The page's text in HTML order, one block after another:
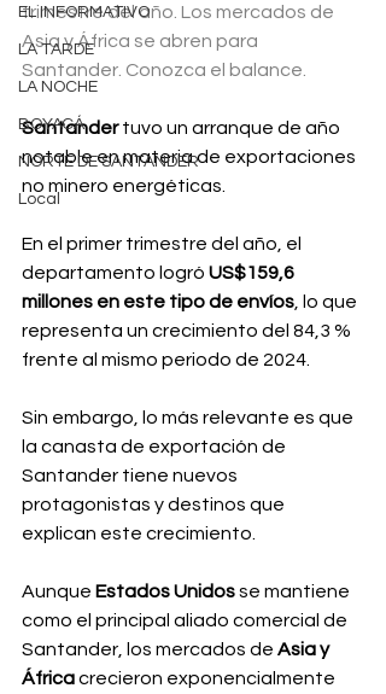
EL INFORMATIVO
LA TARDE
LA NOCHE
BOYACÁ
NORTE DE SANTANDER
Local
trimestre del año. Los mercados de
Asia y África se abren para
Santander. Conozca el balance.
Santander tuvo un arranque de año
notable en materia de exportaciones
no minero energéticas.
En el primer trimestre del año, el
departamento logró US$159,6
millones en este tipo de envíos , lo que
representa un crecimiento del 84,3 %
frente al mismo periodo de 2024.
Sin embargo, lo más relevante es que
la canasta de exportación de
Santander tiene nuevos
protagonistas y destinos que
explican este crecimiento.
Aunque Estados Unidos se mantiene
como el principal aliado comercial de
Santander, los mercados de Asia y
África crecieron exponencialmente